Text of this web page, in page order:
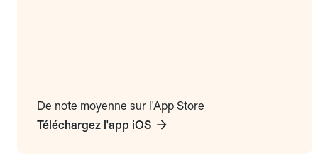
De note moyenne sur l'App Store
Téléchargez l'app iOS